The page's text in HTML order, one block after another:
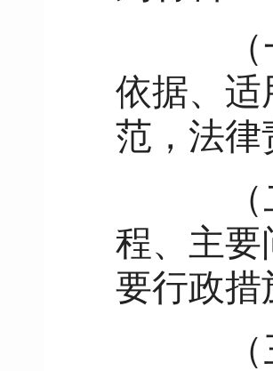
（一
依据、适
范，法律
（二
程、主要
要行政措
（三